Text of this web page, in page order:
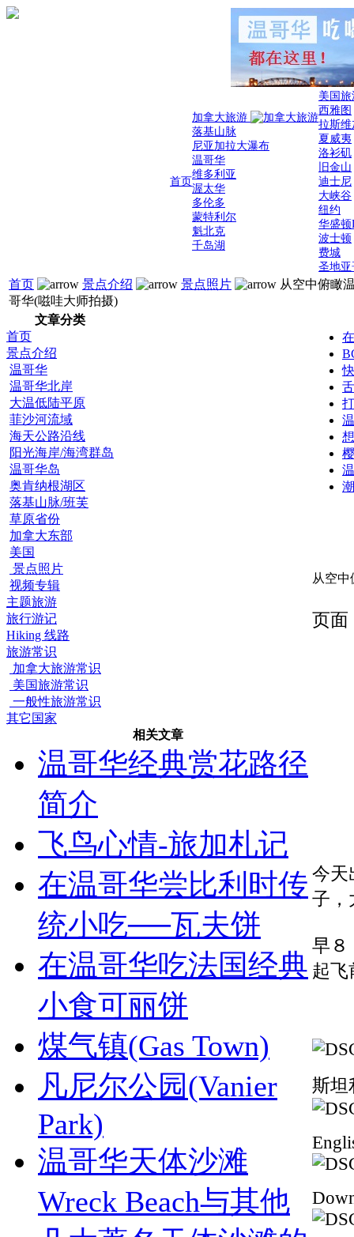
首页
加拿大旅游
落基山脉
尼亚加拉大瀑布
温哥华
维多利亚
渥太华
多伦多
蒙特利尔
魁北克
千岛湖
美国
西雅图
拉斯维
夏威夷
洛衫矶
旧金山
迪士尼
大峡谷
纽约
华盛顿
波士顿
费城
圣地亚
首页 景点介绍 景点照片
从空中俯瞰
哥华(嗞哇大师拍摄)
文章分类
首页
景点介绍
温哥华
温哥华北岸
大温低陆平原
菲沙河流域
海天公路沿线
阳光海岸/海湾群岛
温哥华岛
奥肯纳根湖区
落基山脉/班芙
草原省份
加拿大东部
美国
景点照片
视频专辑
主题旅游
旅行游记
Hiking 线路
旅游常识
加拿大旅游常识
美国旅游常识
一般性旅游常识
其它国家
相关文章
温哥华经典赏花路径
简介
飞鸟心情-旅加札记
在温哥华尝比利时传
统小吃──瓦夫饼
在温哥华吃法国经典
小食可丽饼
煤气镇(Gas Town)
凡尼尔公园(Vanier
Park)
温哥华天体沙滩
Wreck Beach与其他
从空
页面
今天
子，
早８
起飞
斯坦